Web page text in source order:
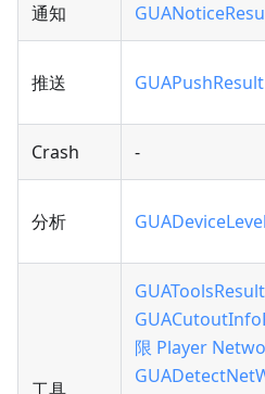
通知
推送 GUAPushResult
Crash -
分析
GUAToolsResult
限 Player